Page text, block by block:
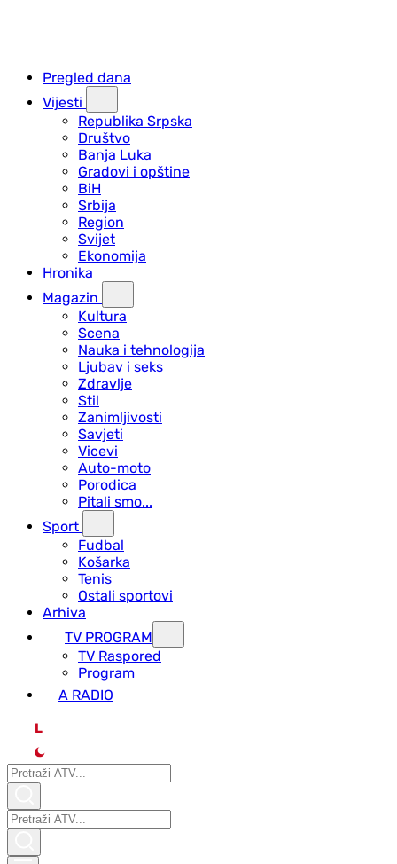
Pregled dana
Vijesti
Republika Srpska
Društvo
Banja Luka
Gradovi i opštine
BiH
Srbija
Region
Svijet
Ekonomija
Hronika
Magazin
Kultura
Scena
Nauka i tehnologija
Ljubav i seks
Zdravlje
Stil
Zanimljivosti
Savjeti
Vicevi
Auto-moto
Porodica
Pitali smo...
Sport
Fudbal
Košarka
Tenis
Ostali sportovi
Arhiva
TV PROGRAM
ТV Raspored
Program
A RADIO
L